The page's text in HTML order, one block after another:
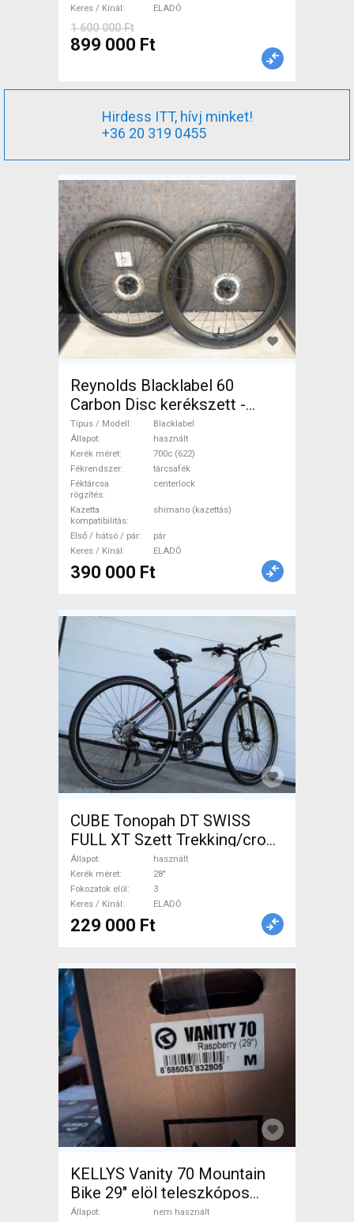
Keres / Kínál ELADÓ
1 600 000 Ft
899 000 Ft
Hirdess ITT, hívj minket!
+36 20 319 0455
Reynolds Blacklabel 60
Carbon Disc kerékszett -
újszerű állapot Blacklabel
Országúti / Gravel / Triatlon
Alkatrész, Országúti Kerék /
Felni / Gumi 700c (622)
használt ELADÓ
Típus / Modell
Blacklabel
Állapot
használt
Kerék méret
700c (622)
Fékrendszer
tárcsafék
Féktárcsa
rögzítés
centerlock
Kazetta
kompatibilitás
shimano (kazettás)
Első / hátsó / pár
pár
Keres / Kínál
ELADÓ
390 000 Ft
CUBE Tonopah DT SWISS
FULL XT Szett Trekking/cross
tárcsafék használt ELADÓ
Állapot
használt
Kerék méret
28"
Fokozatok elöl
3
Keres / Kínál
ELADÓ
229 000 Ft
KELLYS Vanity 70 Mountain
Bike 29" elöl teleszkópos
Shimano Altus nem használt
Állapot
nem használt